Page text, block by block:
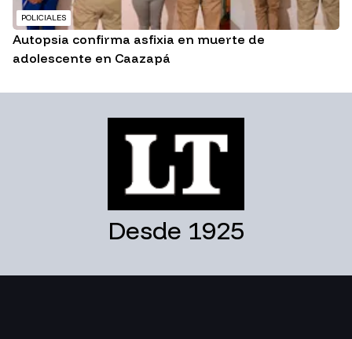
POLICIALES
Autopsia confirma asfixia en muerte de
adolescente en Caazapá
Desde 1925